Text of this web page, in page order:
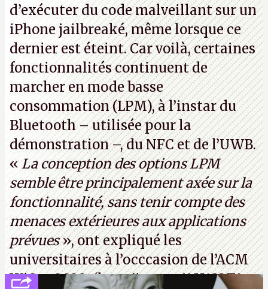
d’exécuter du code malveillant sur un
iPhone jailbreaké, même lorsque ce
dernier est éteint. Car voilà, certaines
fonctionnalités continuent de
marcher en mode basse
consommation (LPM), à l’instar du
Bluetooth – utilisée pour la
démonstration –, du NFC et de l’UWB.
« La conception des options LPM
semble être principalement axée sur la
fonctionnalité, sans tenir compte des
menaces extérieures aux applications
prévues», ont expliqué les
universitaires à l’occcasion de l’ACM
WiSec 2022. (http://cpc.cx/AH432T1